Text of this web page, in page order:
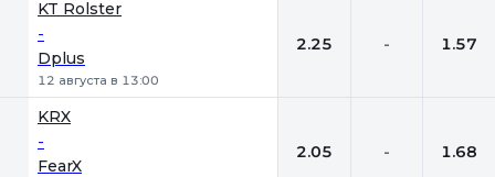
KT Rolster
-
Dplus
12 августа в 13:00
2.25 - 1.57
KRX
-
FearX
2.05 - 1.68